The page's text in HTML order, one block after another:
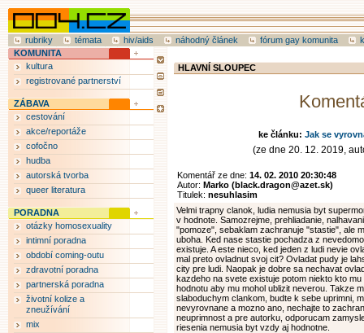
rubriky témata hiv/aids náhodný článek fórum gay komunita
HLAVNÍ SLOUPEC
ke článku: Jak se
(ze dne 20. 12. 2019,
Komentář ze dne: 14. 02. 2010 20:30:48
Autor: Marko (black.dragon@azet.sk)
Titulek: nesuhlasim
Velmi trapny clanok, ludia nemusia byt
v hodnote. Samozrejme, prehliadanie,
"pomoze", sebaklam zachranuje "stastie", ale
uboha. Ked nase stastie pochadza z
existuje. A este nieco, ked jeden z ludi nevie
mal preto ovladnut svoj cit? Ovladat pudy je
city pre ludi. Naopak je dobre sa nechavat
kazdeho na svete existuje potom niekto kto
hodnotu aby mu mohol ublizit neverou. Takze
slaboduchym clankom, budte k sebe uprimni,
nevyrovnane a mozno ano, nechajte to
neuprimnost a pre autorku, odporucam
riesenia nemusia byt vzdy aj hodnotne.
KOMUNITA
kultura
registrované partnerství
ZÁBAVA
cestování
akce/reportáže
cofočno
hudba
autorská tvorba
queer literatura
PORADNA
otázky homosexuality
intimní poradna
období coming-outu
zdravotní poradna
partnerská poradna
životní kolize a
zneužívání
mix